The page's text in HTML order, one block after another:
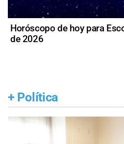
Horóscopo de hoy para
de 2026
+ Política